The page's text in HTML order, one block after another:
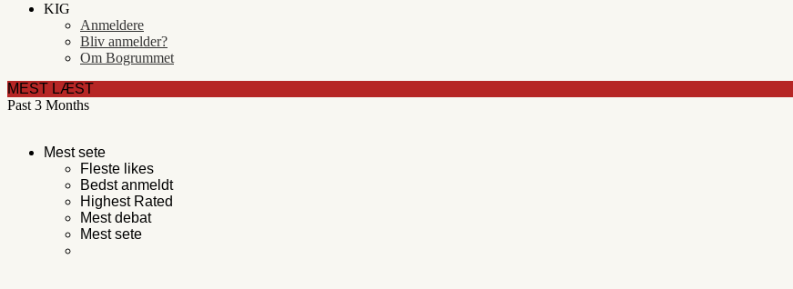
KIG
Anmeldere
Bliv anmelder?
Om Bogrummet
MEST LÆST
Past 3 Months
Mest sete
Fleste likes
Bedst anmeldt
Highest Rated
Mest debat
Mest sete